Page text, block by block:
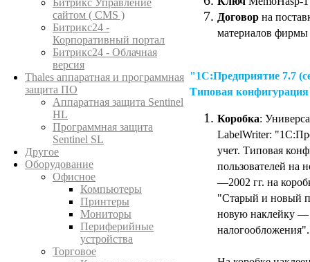
Битрикс Управление
сайтом ( CMS )
Битрикс24 -
Корпоративный портал
Битрикс24 - Облачная
версия
Thales аппаратная и программная
защита ПО
Аппаратная защита Sentinel
HL
Программная защита
Sentinel SL
Другое
Оборудование
Офисное
Компьютеры
Принтеры
Мониторы
Периферийные
устройства
Торговое
Договор на
материалов
"1С:Предприятие 7.7
Типовая
Коробка:
LabelWriter:
учет. Типовая
пользователей на
—2002 гг. на
"Старый и новый
новую наклейку